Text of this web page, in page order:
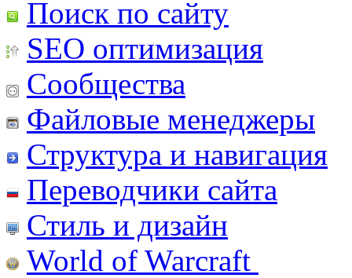
Поиск по сайту
SEO оптимизация
Сообщества
Файловые менеджеры
Структура и навигация
Переводчики сайта
Стиль и дизайн
World of Warcraft